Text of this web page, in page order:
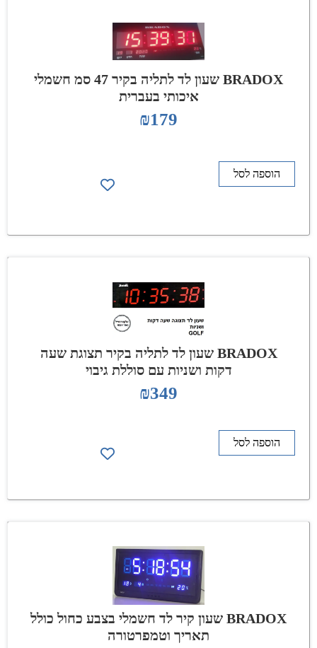
BRADOX שעון לד לתליה בקיר 47 סמ חשמלי
איכותי בעברית
₪179
הוספה לסל
BRADOX שעון לד לתליה בקיר תצוגת שעה
דקות ושניות עם סוללת גיבוי
₪349
הוספה לסל
BRADOX שעון קיר לד חשמלי בצבע כחול כולל
תאריך וטמפרטורה